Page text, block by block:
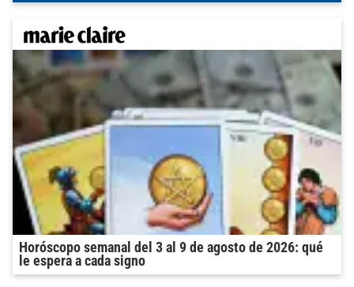
Horóscopo semanal del 3 al 9 de agosto de 2026: qué
le espera a cada signo